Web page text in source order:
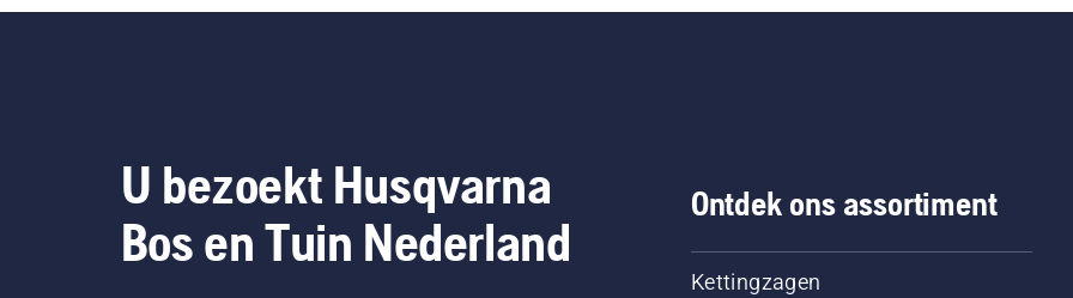
en kan het blad losraken
U bezoekt Husqvarna
Bos en Tuin Nederland
Ontdek ons assortiment
Kettingzagen